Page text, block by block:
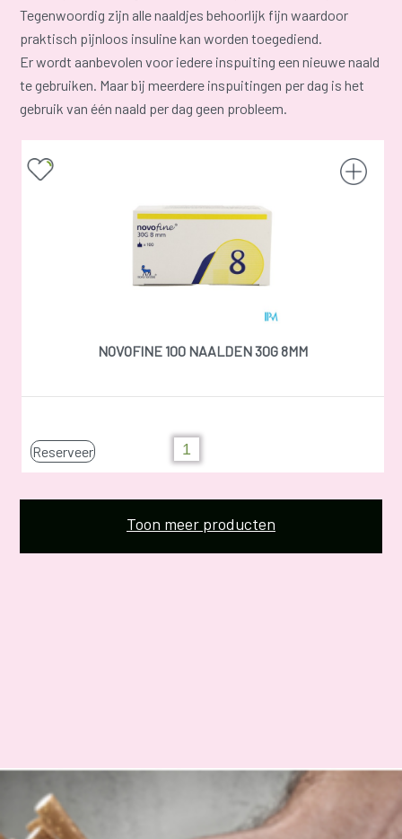
Tegenwoordig zijn alle naaldjes behoorlijk fijn waardoor
praktisch pijnloos insuline kan worden toegediend.
Er wordt aanbevolen voor iedere inspuiting een nieuwe naald
te gebruiken. Maar bij meerdere inspuitingen per dag is het
gebruik van één naald per dag geen probleem.
NOVOFINE 100 NAALDEN 30G 8MM
Reserveer
Toon meer producten